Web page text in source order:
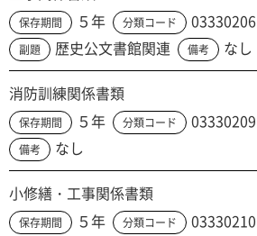
保存期間 ５年 分類コード 03330206
副題 歴史公文書館関連 備考 なし
消防訓練関係書類
保存期間 ５年 分類コード 03330209
備考 なし
小修繕・工事関係書類
保存期間 ５年 分類コード 03330210